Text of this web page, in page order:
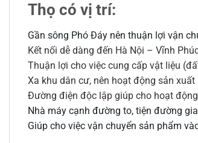
Thọ có vị trí:
Gần sông Phó Đáy nên thuận lợi vận
Kết nối dễ dàng đến Hà Nội – Vĩnh
Thuận lợi cho việc cung cấp vật liệu
Xa khu dân cư, nên hoạt động sản
Đường điện độc lập giúp cho hoạt
Nhà máy cạnh đường to, tiện đường
Giúp cho việc vận chuyển sản phẩm